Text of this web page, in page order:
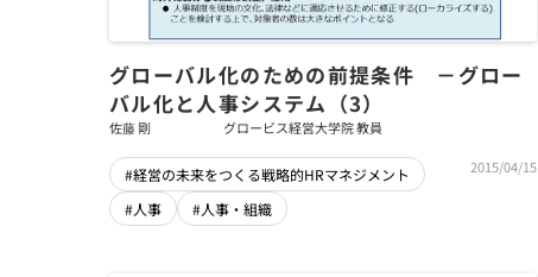
グローバル化のための前提条件 －グロー
バル化と人事システム（3）
佐藤 剛 グロービス経営大学院 教員
#経営の未来をつくる戦略的HRマネジメント
#人事
#人事・組織
2015/04/15